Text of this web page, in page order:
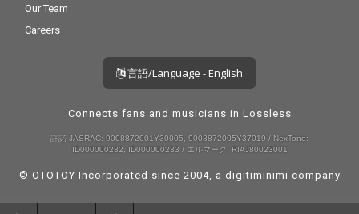
Our Team
Careers
言語/Language - English
Connects fans and musicians in Lossless
許諾 JASRAC: 9008872001Y30005, 9008872005Y37019 / NexTone:
ID000000232, ID000000233 / エルマーク: RIAJ80023001
© OTOTOY Incorporated since 2004, a digitiminimi company